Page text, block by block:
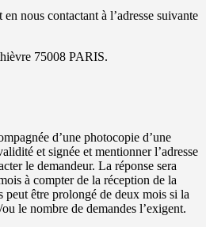
nous contactant à l’adresse suivante
75008 PARIS.
d’une photocopie d’une
et signée et mentionner l’adresse
le demandeur. La réponse sera
à compter de la réception de la
peut être prolongé de deux mois si la
le nombre de demandes l’exigent.